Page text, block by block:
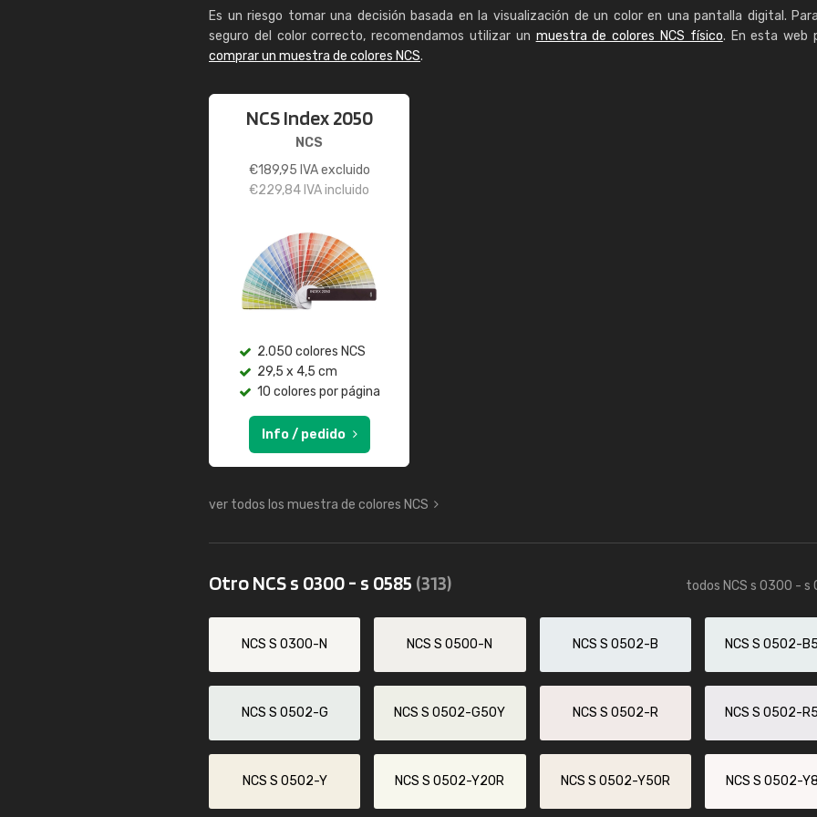
Es un riesgo tomar una decisión basada en la visualización de un color en una pantalla digital.
seguro del color correcto, recomendamos utilizar un muestra de colores NCS físico. En esta web
comprar un muestra de colores NCS.
NCS Index 2050
NCS
€189,95 IVA excluido
€229,84 IVA incluido
2.050 colores NCS
29,5 x 4,5 cm
10 colores por página
Info / pedido
ver todos los muestra de colores NCS
Otro NCS s 0300 - s 0585 (313) todos NCS s 0300 - s
NCS S 0300-N NCS S 0500-N NCS S 0502-B NCS S 0502-
NCS S 0502-G NCS S 0502-G50Y NCS S 0502-R NCS S 0502-
NCS S 0502-Y NCS S 0502-Y20R NCS S 0502-Y50R NCS S 0502-